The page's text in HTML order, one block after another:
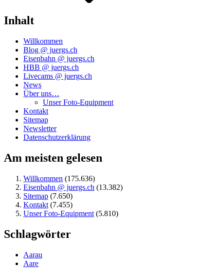
Inhalt
Willkommen
Blog @ juergs.ch
Eisenbahn @ juergs.ch
HBB @ juergs.ch
Livecams @ juergs.ch
News
Über uns…
Unser Foto-Equipment
Kontakt
Sitemap
Newsletter
Datenschutzerklärung
Am meisten gelesen
Willkommen (175.636)
Eisenbahn @ juergs.ch (13.382)
Sitemap (7.650)
Kontakt (7.455)
Unser Foto-Equipment (5.810)
Schlagwörter
Aarau
Aare